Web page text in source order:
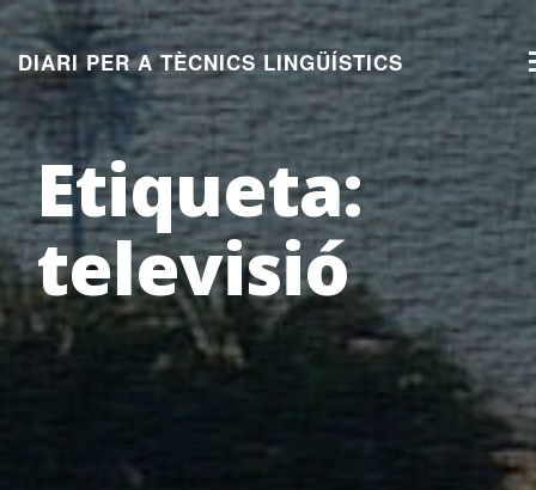
Aneu
al
contingut
DIARI PER A TÈCNICS LINGÜÍSTICS
Etiqueta:
televisió